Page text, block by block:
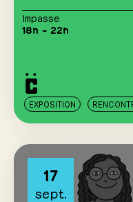
Impasse
18h – 22h
EXPOSITION
17
sept.